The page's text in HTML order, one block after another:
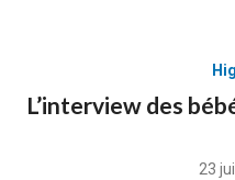
L’interview des
23